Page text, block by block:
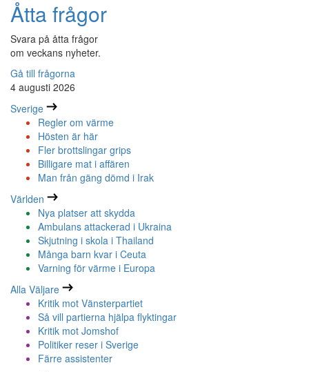
Åtta frågor
Svara på åtta frågor
om veckans nyheter.
Gå till frågorna
4 augusti 2026
Sverige
Regler om värme
Hösten är här
Fler brottslingar grips
Billigare mat i affären
Man från gäng dömd i Irak
Världen
Nya platser att skydda
Ambulans attackerad i Ukraina
Skjutning i skola i Thailand
Många barn kvar i Ceuta
Varning för värme i Europa
Alla Väljare
Kritik mot Vänsterpartiet
Så vill partierna hjälpa flyktingar
Kritik mot Jomshof
Politiker reser i Sverige
Färre assistenter